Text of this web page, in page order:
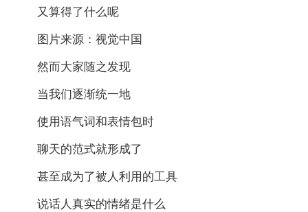
又算得了什么呢
图片来源：视觉中国
然而大家随之发现
当我们逐渐统一地
使用语气词和表情包时
聊天的范式就形成了
甚至成为了被人利用的工具
说话人真实的情绪是什么